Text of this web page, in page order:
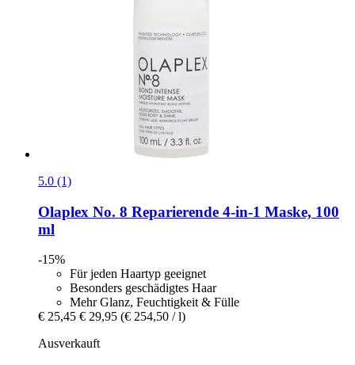
5.0 (1)
Olaplex No. 8 Reparierende 4-​in-​1 Maske, 100
ml
-15%
Für jeden Haartyp geeignet
Besonders geschädigtes Haar
Mehr Glanz, Feuchtigkeit & Fülle
€ 25,45 € 29,95 (€ 254,50 / l)
Ausverkauft